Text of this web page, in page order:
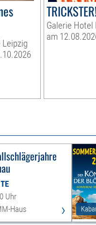
Galerie
am
Uhr
Haus
›